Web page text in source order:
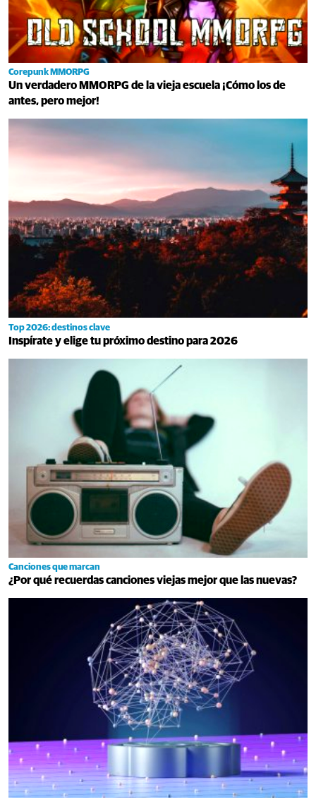
Corepunk MMORPG
Un verdadero MMORPG de la vieja escuela ¡Cómo los de
antes, pero mejor!
Top 2026: destinos clave
Inspírate y elige tu próximo destino para 2026
Canciones que marcan
¿Por qué recuerdas canciones viejas mejor que las nuevas?